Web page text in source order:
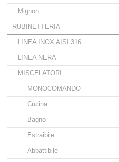
Mignon
RUBINETTERIA
LINEA INOX AISI 316
LINEA NERA
MISCELATORI
MONOCOMANDO
Cucina
Bagno
Estraibile
Abbattibile